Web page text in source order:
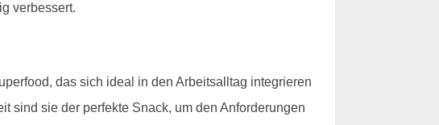
verbessert.
das sich ideal in den Arbeitsalltag integrieren
sind sie der perfekte Snack, um den Anforderungen